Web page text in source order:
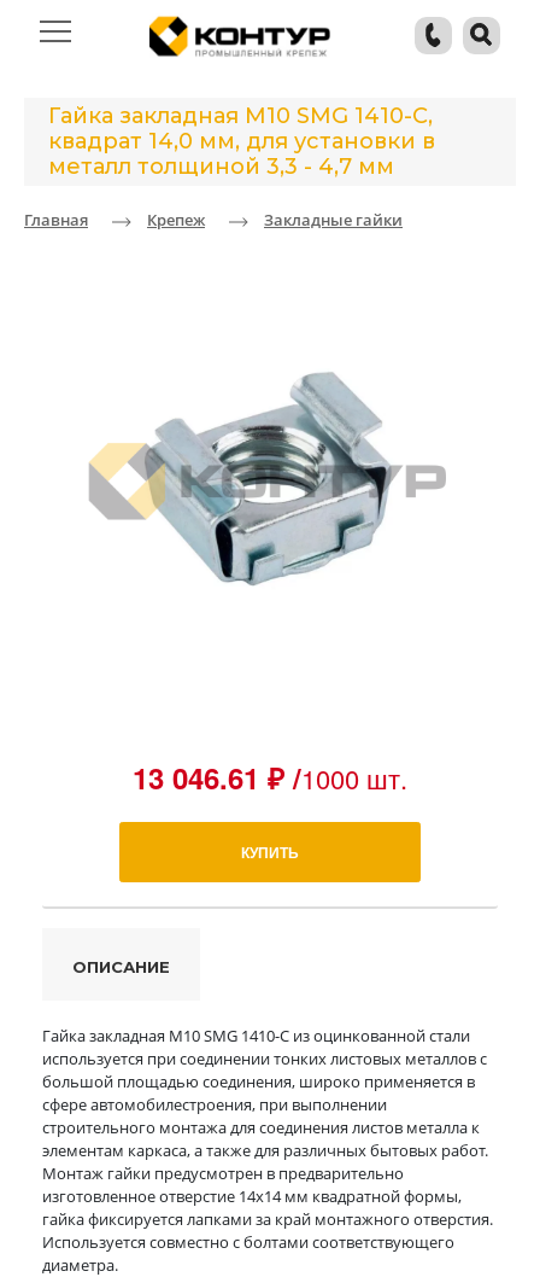
Гайка закладная М10 SMG 1410-C,
квадрат 14,0 мм, для установки в
металл толщиной 3,3 - 4,7 мм
Главная Крепеж Закладные гайки
13 046.61 ₽ /1000 шт.
КУПИТЬ
ОПИСАНИЕ
Гайка закладная М10 SMG 1410-C из оцинкованной стали
используется при соединении тонких листовых металлов с
большой площадью соединения, широко применяется в
сфере автомобилестроения, при выполнении
строительного монтажа для соединения листов металла к
элементам каркаса, а также для различных бытовых работ.
Монтаж гайки предусмотрен в предварительно
изготовленное отверстие 14х14 мм квадратной формы,
гайка фиксируется лапками за край монтажного отверстия.
Используется совместно с болтами соответствующего
диаметра.